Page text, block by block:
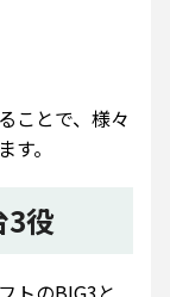
ことで、様々
。
3役